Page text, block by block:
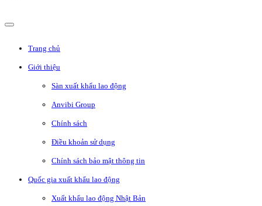
Trang chủ
Giới thiệu
Sàn xuất khẩu lao động
Anvibi Group
Chính sách
Điều khoản sử dụng
Chính sách bảo mật thông tin
Quốc gia xuất khẩu lao động
Xuất khẩu lao động Nhật Bản